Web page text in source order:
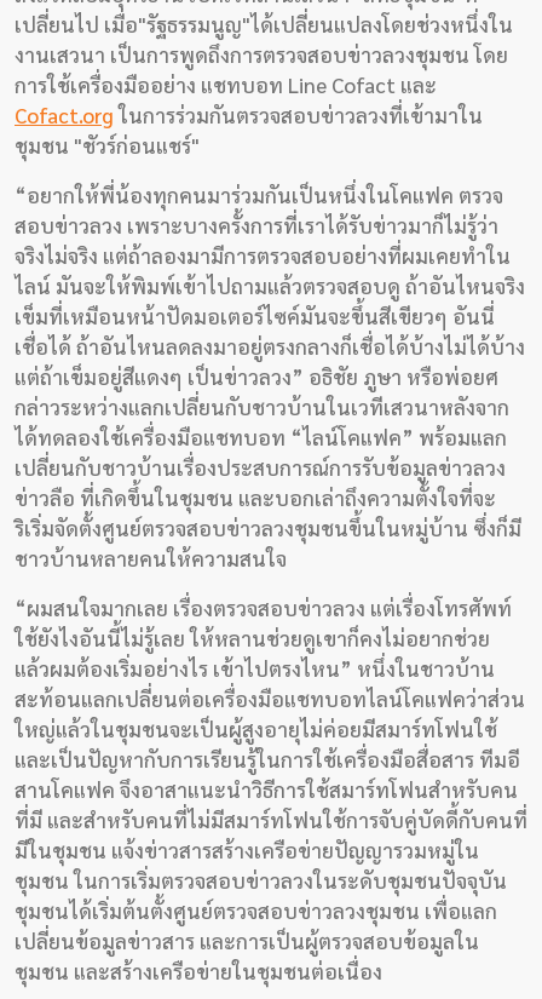
เปลี่ยนไป เมื่อ"รัฐธรรมนูญ"ได้เปลี่ยนแปลงโดยช่วงหนึ่งใน
งานเสวนา เป็นการพูดถึงการตรวจสอบข่าวลวงชุมชน โดย
การใช้เครื่องมืออย่าง แชทบอท Line Cofact และ
Cofact.orgในการร่วมกันตรวจสอบข่าวลวงที่เข้ามาใน
ชุมชน "ชัวร์ก่อนแชร์"
“อยากให้พี่น้องทุกคนมาร่วมกันเป็นหนึ่งในโคแฟค ตรวจ
สอบข่าวลวง เพราะบางครั้งการที่เราได้รับข่าวมาก็ไม่รู้ว่า
จริงไม่จริง แต่ถ้าลองมามีการตรวจสอบอย่างที่ผมเคยทำใน
ไลน์ มันจะให้พิมพ์เข้าไปถามแล้วตรวจสอบดู ถ้าอันไหนจริง
เข็มที่เหมือนหน้าปัดมอเตอร์ไซค์มันจะขึ้นสีเขียวๆ อันนี่
เชื่อได้ ถ้าอันไหนลดลงมาอยู่ตรงกลางก็เชื่อได้บ้างไม่ได้บ้าง
แต่ถ้าเข็มอยู่สีแดงๆ เป็นข่าวลวง” อธิชัย ภูษา หรือพ่อยศ
กล่าวระหว่างแลกเปลี่ยนกับชาวบ้านในเวทีเสวนาหลังจาก
ได้ทดลองใช้เครื่องมือแชทบอท “ไลน์โคแฟค” พร้อมแลก
เปลี่ยนกับชาวบ้านเรื่องประสบการณ์การรับข้อมูลข่าวลวง
ข่าวลือ ที่เกิดขึ้นในชุมชน และบอกเล่าถึงความตั้งใจที่จะ
ริเริ่มจัดตั้งศูนย์ตรวจสอบข่าวลวงชุมชนขึ้นในหมู่บ้าน ซึ่งก็มี
ชาวบ้านหลายคนให้ความสนใจ
“ผมสนใจมากเลย เรื่องตรวจสอบข่าวลวง แต่เรื่องโทรศัพท์
ใช้ยังไงอันนี้ไม่รู้เลย ให้หลานช่วยดูเขาก็คงไม่อยากช่วย
แล้วผมต้องเริ่มอย่างไร เข้าไปตรงไหน” หนึ่งในชาวบ้าน
สะท้อนแลกเปลี่ยนต่อเครื่องมือแชทบอทไลน์โคแฟคว่าส่วน
ใหญ่แล้วในชุมชนจะเป็นผู้สูงอายุไม่ค่อยมีสมาร์ทโฟนใช้
และเป็นปัญหากับการเรียนรู้ในการใช้เครื่องมือสื่อสาร ทีมอี
สานโคแฟค จึงอาสาแนะนำวิธีการใช้สมาร์ทโฟนสำหรับคน
ที่มี และสำหรับคนที่ไม่มีสมาร์ทโฟนใช้การจับคู่บัดดี้กับคนที่
มีในชุมชน แจ้งข่าวสารสร้างเครือข่ายปัญญารวมหมู่ใน
ชุมชน ในการเริ่มตรวจสอบข่าวลวงในระดับชุมชนปัจจุบัน
ชุมชนได้เริ่มต้นตั้งศูนย์ตรวจสอบข่าวลวงชุมชน เพื่อแลก
เปลี่ยนข้อมูลข่าวสาร และการเป็นผู้ตรวจสอบข้อมูลใน
ชุมชน และสร้างเครือข่ายในชุมชนต่อเนื่อง